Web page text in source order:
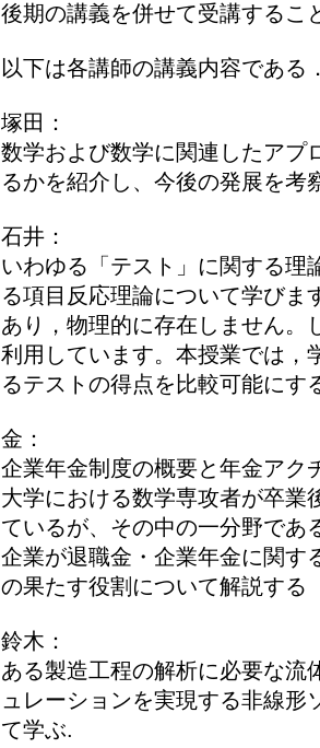
後期の講義を併せて受講するこ
以下は各講師の講義内容である
塚田：
数学および数学に関連したアプ
るかを紹介し、今後の発展を考
石井：
いわゆる「テスト」に関する理
る項目反応理論について学びま
あり，物理的に存在しません。
利用しています。本授業では，
るテストの得点を比較可能にす
金：
企業年金制度の概要と年金アク
大学における数学専攻者が卒業
ているが、その中の一分野であ
企業が退職金・企業年金に関す
の果たす役割について解説する
鈴木：
ある製造工程の解析に必要な流
ュレーションを実現する非線
て学ぶ.